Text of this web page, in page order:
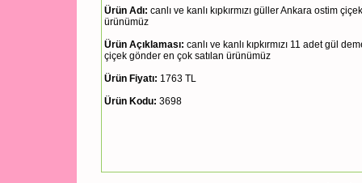
Ürün Adı: canlı ve kanlı kıpkırmızı güller Ankara ostim
ürünümüz
Ürün Açıklaması: canlı ve kanlı kıpkırmızı 11 adet gül
çiçek gönder en çok satılan ürünümüz
Ürün Fiyatı: 1763 TL
Ürün Kodu: 3698